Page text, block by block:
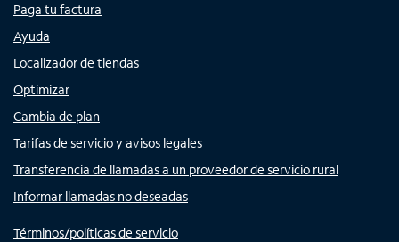
Paga tu factura
Ayuda
Localizador de tiendas
Optimizar
Cambia de plan
Tarifas de servicio y avisos legales
Transferencia de llamadas a un proveedor de servicio rural
Informar llamadas no deseadas
Términos/políticas de servicio